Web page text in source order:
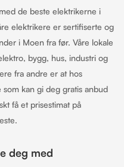
de beste elektrikerne i
elektrikere er sertifiserte og
i Moen fra før. Våre lokale
bygg, hus, industri og
fra andre er at hos
kan gi deg gratis anbud
få et prisestimat på
deg med